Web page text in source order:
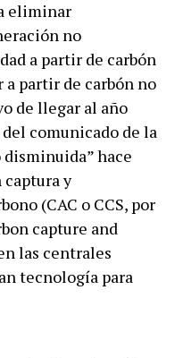
eliminar
no
a partir de carbón
partir de carbón no
de llegar al año
comunicado de la
hace
y
(CAC o CCS, por
capture and
las centrales
tecnología para